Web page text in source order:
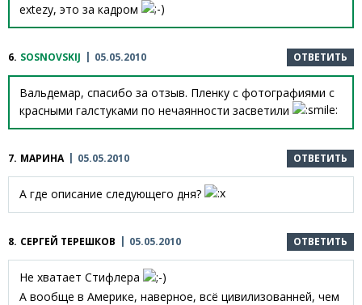
extezy, это за кадром
6. SOSNOVSKIJ 05.05.2010 ОТВЕТИТЬ
Вальдемар, спасибо за отзыв. Пленку с фотографиями с
красными галстуками по нечаянности засветили
7. МАРИНА 05.05.2010 ОТВЕТИТЬ
А где описание следующего дня?
8. СЕРГЕЙ ТЕРЕШКОВ 05.05.2010 ОТВЕТИТЬ
Не хватает Стифлера
А вообще в Америке, наверное, всё цивилизованней, чем